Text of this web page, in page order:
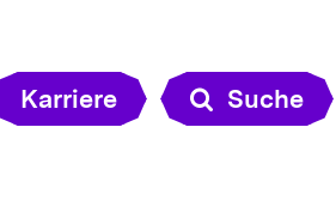
Karriere Suche